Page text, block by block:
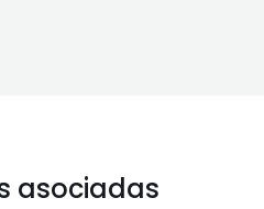
asociadas